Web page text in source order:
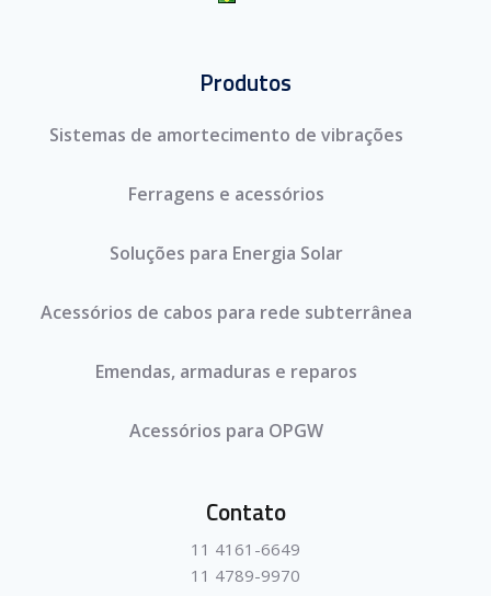
Produtos
Sistemas de amortecimento de vibrações
Ferragens e acessórios
Soluções para Energia Solar
Acessórios de cabos para rede subterrânea
Emendas, armaduras e reparos
Acessórios para OPGW
Contato
11 4161-6649
11 4789-9970